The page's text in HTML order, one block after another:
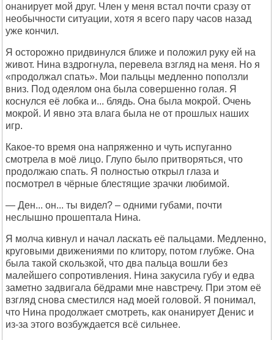
онанирует мой друг. Член у меня встал почти сразу от
необычности ситуации, хотя я всего пару часов назад
уже кончил.
Я осторожно придвинулся ближе и положил руку ей на
живот. Нина вздрогнула, перевела взгляд на меня. Но я
«продолжал спать». Мои пальцы медленно поползли
вниз. Под одеялом она была совершенно голая. Я
коснулся её лобка и... блядь. Она была мокрой. Очень
мокрой. И явно эта влага была не от прошлых наших
игр.
Какое-то время она напряженно и чуть испуганно
смотрела в моё лицо. Глупо было притворяться, что
продолжаю спать. Я полностью открыл глаза и
посмотрел в чёрные блестящие зрачки любимой.
— Ден... он... ты видел? – одними губами, почти
неслышно прошептала Нина.
Я молча кивнул и начал ласкать её пальцами. Медленно,
круговыми движениями по клитору, потом глубже. Она
была такой скользкой, что два пальца вошли без
малейшего сопротивления. Нина закусила губу и едва
заметно задвигала бёдрами мне навстречу. При этом её
взгляд снова сместился над моей головой. Я понимал,
что Нина продолжает смотреть, как онанирует Денис и
из-за этого возбуждается всё сильнее.